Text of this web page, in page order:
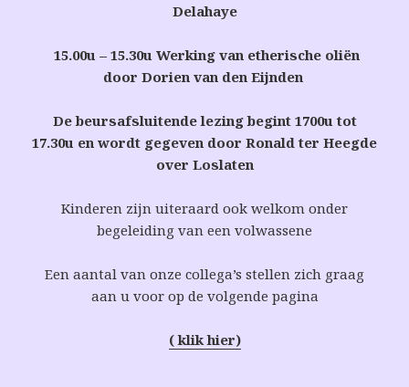
Delahaye
15.00u – 15.30u Werking van etherische oliën
door Dorien van den Eijnden
De beursafsluitende lezing begint 1700u tot
17.30u en wordt gegeven door Ronald ter Heegde
over Loslaten
Kinderen zijn uiteraard ook welkom onder
begeleiding van een volwassene
Een aantal van onze collega’s stellen zich graag
aan u voor op de volgende pagina
( klik hier)